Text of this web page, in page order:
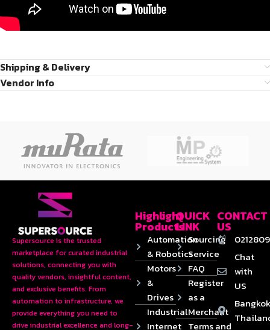
Shipping & Delivery
Vendor Info
Supersource is the trusted
marketplace for curated industrial
solutions, connecting you with
quality vendors, insightful content,
and exclusive benefits. From
automation to infrastructure, we
provide everything you need to
drive industrial excellence and long-
Highlight
Products
Automation
& Robotics
Motors
&
Drives
Industrial
Internet
QUICK
LINK
Sourcing
Service
FAQ
Register
as a
Merchant
Terms and
CONTACT
US
Chat
with
US